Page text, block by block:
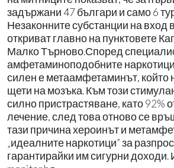
задържани 47 българи и само 6
Незаконните субстанции на вход
откриват главно на пунктовете
Малко Търново.Според
амфетаминоподобните
силен е метаамфетаминът, който
щети на мозъка. Към този
силно пристрастяване, като 92%
лечение, след това отново се
тази причина хероинът и
„идеалните наркотици” за
гарантирайки им сигурни доходи.